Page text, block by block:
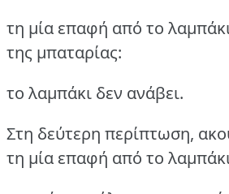
τη μία επαφή από το
της μπαταρίας:
το λαμπάκι δεν ανάβει.
Στη δεύτερη περίπτωση,
τη μία επαφή από το